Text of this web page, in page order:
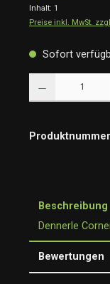
Inhalt: 1
Preise inkl. MwSt.
Sofort
Beschreibung
Dennerle
Bewertungen